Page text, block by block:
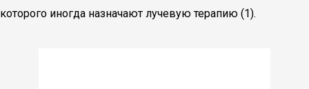
которого иногда назначают лучевую терапию (1).